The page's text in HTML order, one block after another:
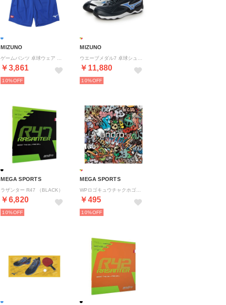
MIZUNO
￥3,861
10%
MIZUNO
￥11,880
10%
MEGA SPORTS
ラザンター R47 （BLACK）
￥6,820
10%
MEGA SPORTS
￥495
10%